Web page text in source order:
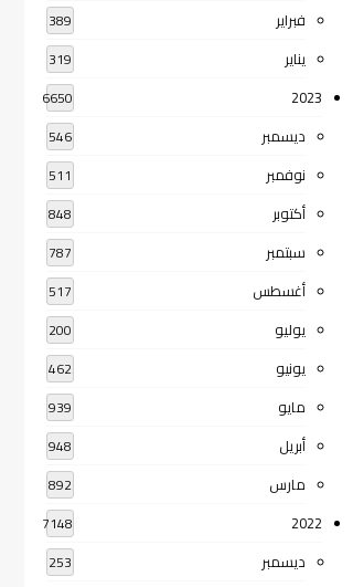
فبراير 389
يناير 319
2023
6650
ديسمبر 546
نوفمبر 511
أكتوبر 848
سبتمبر 787
أغسطس 517
يوليو 200
يونيو 462
مايو 939
أبريل 948
مارس 892
2022
7148
ديسمبر 253